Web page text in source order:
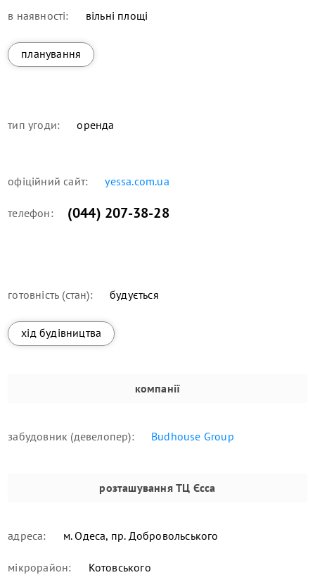
в наявності: вільні площі
планування
тип угоди: оренда
офіційний сайт: yessa.com.ua
телефон: (044) 207-38-28
готовність (стан): будується
хід будівництва
компанії
забудовник (девелопер): Budhouse Group
розташуванняТЦ Єсса
адреса: м. Одеса, пр. Добровольського
мікрорайон: Котовського